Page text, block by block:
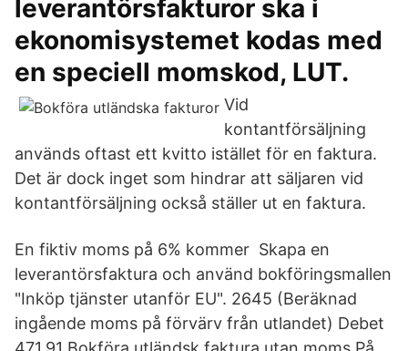
leverantörsfakturor ska i
ekonomisystemet kodas med
en speciell momskod, LUT.
Vid
kontantförsäljning
används oftast ett kvitto istället för en faktura.
Det är dock inget som hindrar att säljaren vid
kontantförsäljning också ställer ut en faktura.
En fiktiv moms på 6% kommer Skapa en
leverantörsfaktura och använd bokföringsmallen
"Inköp tjänster utanför EU". 2645 (Beräknad
ingående moms på förvärv från utlandet) Debet